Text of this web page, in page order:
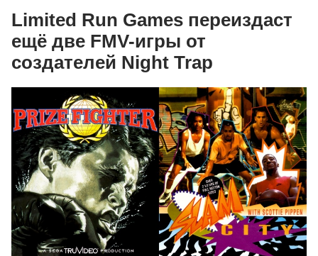
Limited Run Games переиздаст
ещё две FMV-игры от
создателей Night Trap